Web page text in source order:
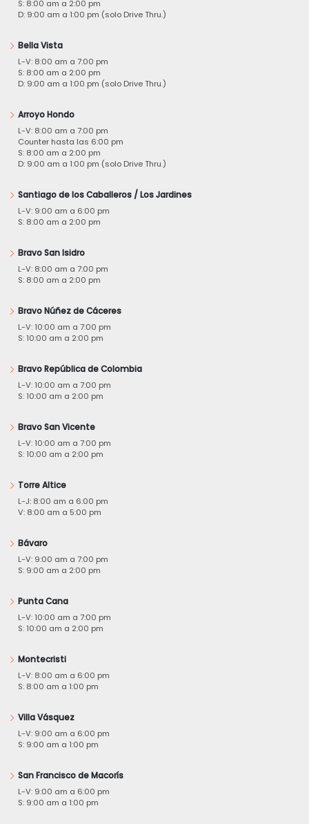
S: 8:00 am a 2:00 pm
D: 9:00 am a 1:00 pm (solo Drive Thru.)
Bella Vista
L-V: 8:00 am a 7:00 pm
S: 8:00 am a 2:00 pm
D: 9:00 am a 1:00 pm (solo Drive Thru.)
Arroyo Hondo
L-V: 8:00 am a 7:00 pm
Counter hasta las 6:00 pm
S: 8:00 am a 2:00 pm
D: 9:00 am a 1:00 pm (solo Drive Thru.)
Santiago de los Caballeros / Los Jardines
L-V: 9:00 am a 6:00 pm
S: 8:00 am a 2:00 pm
Bravo San Isidro
L-V: 8:00 am a 7:00 pm
S: 8:00 am a 2:00 pm
Bravo Núñez de Cáceres
L-V: 10:00 am a 7:00 pm
S: 10:00 am a 2:00 pm
Bravo República de Colombia
L-V: 10:00 am a 7:00 pm
S: 10:00 am a 2:00 pm
Bravo San Vicente
L-V: 10:00 am a 7:00 pm
S: 10:00 am a 2:00 pm
Torre Altice
L-J: 8:00 am a 6:00 pm
V: 8:00 am a 5:00 pm
Bávaro
L-V: 9:00 am a 7:00 pm
S: 9:00 am a 2:00 pm
Punta Cana
L-V: 10:00 am a 7:00 pm
S: 10:00 am a 2:00 pm
Montecristi
L-V: 8:00 am a 6:00 pm
S: 8:00 am a 1:00 pm
Villa Vásquez
L-V: 9:00 am a 6:00 pm
S: 9:00 am a 1:00 pm
San Francisco de Macorís
L-V: 9:00 am a 6:00 pm
S: 9:00 am a 1:00 pm